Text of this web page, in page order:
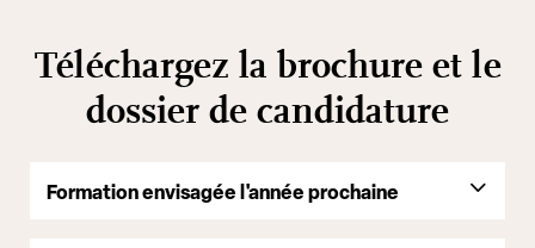
Téléchargez la brochure et le
dossier de candidature